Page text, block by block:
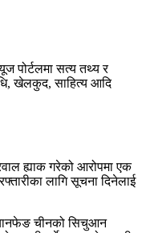
पोर्टलमा सत्य तथ्य र
खेलकुद, साहित्य आदि
ह्याक गरेको आरोपमा एक
लागि सूचना दिनेलाई
चीनको सिचुआन